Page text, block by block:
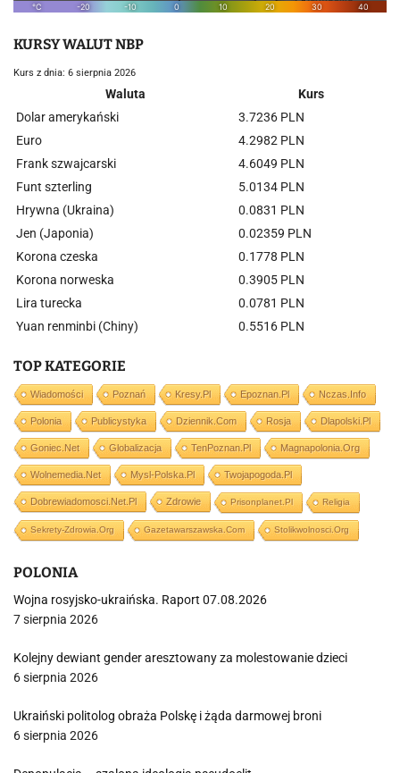
KURSY WALUT NBP
Kurs z dnia: 6 sierpnia 2026
Waluta
Kurs
Dolar amerykański
3.7236 PLN
Euro
4.2982 PLN
Frank szwajcarski
4.6049 PLN
Funt szterling
5.0134 PLN
Hrywna (Ukraina)
0.0831 PLN
Jen (Japonia)
0.02359 PLN
Korona czeska
0.1778 PLN
Korona norweska
0.3905 PLN
Lira turecka
0.0781 PLN
Yuan renminbi (Chiny)
0.5516 PLN
TOP KATEGORIE
Wiadomości Poznań Kresy.pl Epoznan.pl Nczas.info
Polonia Publicystyka Dziennik.com Rosja Dlapolski.pl
Goniec.net Globalizacja TenPoznan.pl Magnapolonia.org
Wolnemedia.net Mysl-Polska.pl Twojapogoda.pl
Dobrewiadomosci.net.pl Zdrowie Prisonplanet.pl Religia
Sekrety-Zdrowia.org Gazetawarszawska.com Stolikwolnosci.org
POLONIA
Wojna rosyjsko-ukraińska. Raport 07.08.2026
7 sierpnia 2026
Kolejny dewiant gender aresztowany za molestowanie dzieci
6 sierpnia 2026
Ukraiński politolog obraża Polskę i żąda darmowej broni
6 sierpnia 2026